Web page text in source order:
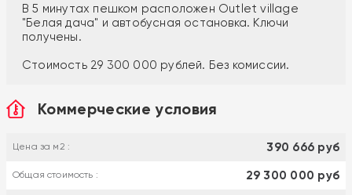
В 5 минутах пешком расположен Outlet village
"Белая дача" и автобусная остановка. Ключи
получены.
Стоимость 29 300 000 рублей. Без комиссии.
Коммерческие условия
Цена за м2 : 390 666 руб
Общая стоимость : 29 300 000 руб